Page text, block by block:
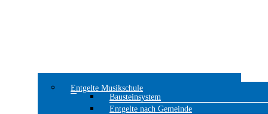
Entgelte Musikschule
Bausteinsystem
Entgelte nach Gemeinde